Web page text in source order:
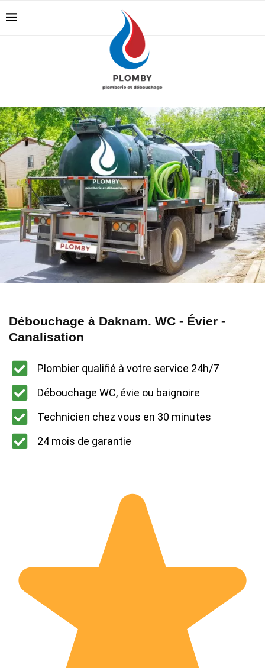
Débouchage à Daknam. WC - Évier -
Canalisation
Plombier qualifié à votre service 24h/7
Débouchage WC, évie ou baignoire
Technicien chez vous en 30 minutes
24 mois de garantie